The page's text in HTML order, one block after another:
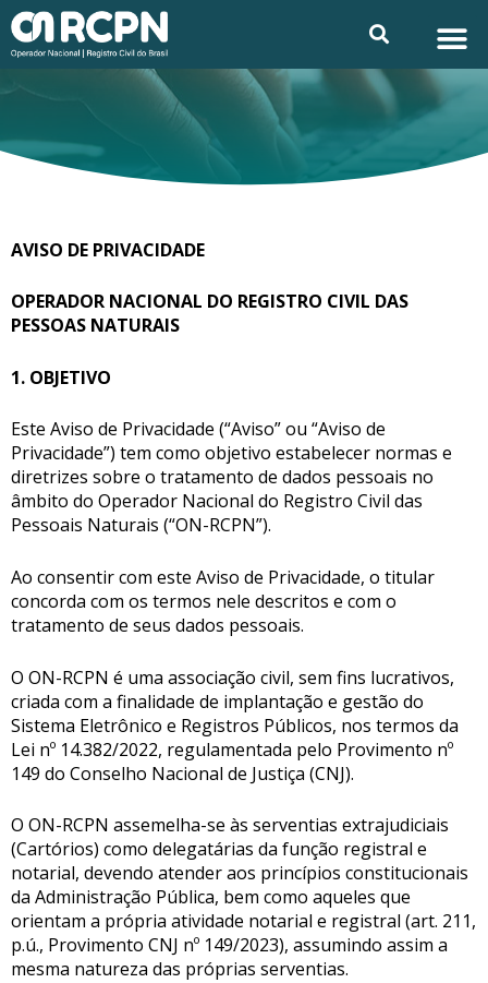
para
conteúdo
AVISO DE PRIVACIDADE
OPERADOR NACIONAL DO REGISTRO CIVIL DAS
PESSOAS NATURAIS
1. OBJETIVO
Este Aviso de Privacidade (“Aviso” ou “Aviso de
Privacidade”) tem como objetivo estabelecer normas e
diretrizes sobre o tratamento de dados pessoais no
âmbito do Operador Nacional do Registro Civil das
Pessoais Naturais (“ON-RCPN”).
Ao consentir com este Aviso de Privacidade, o titular
concorda com os termos nele descritos e com o
tratamento de seus dados pessoais.
O ON-RCPN é uma associação civil, sem fins lucrativos,
criada com a finalidade de implantação e gestão do
Sistema Eletrônico e Registros Públicos, nos termos da
Lei nº 14.382/2022, regulamentada pelo Provimento nº
149 do Conselho Nacional de Justiça (CNJ).
O ON-RCPN assemelha-se às serventias extrajudiciais
(Cartórios) como delegatárias da função registral e
notarial, devendo atender aos princípios constitucionais
da Administração Pública, bem como aqueles que
orientam a própria atividade notarial e registral (art. 211,
p.ú., Provimento CNJ nº 149/2023), assumindo assim a
mesma natureza das próprias serventias.